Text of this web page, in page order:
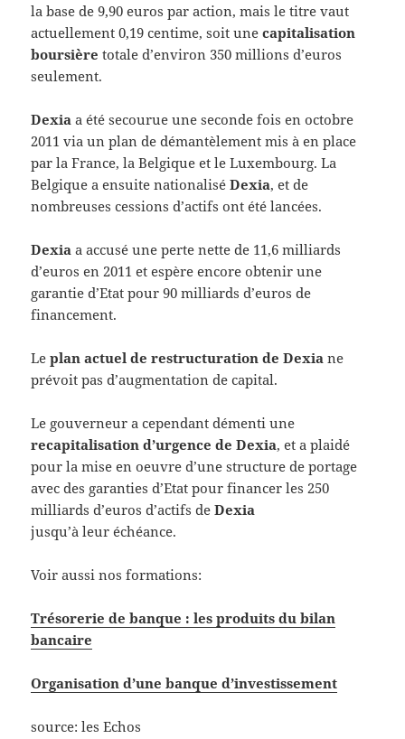
la base de 9,90 euros par action, mais le titre vaut
actuellement 0,19 centime, soit unecapitalisation
boursière totale d’environ 350 millions d’euros
seulement.
Dexia a été secourue une seconde fois en octobre
2011 via un plan de démantèlement mis à en place
par la France, la Belgique et le Luxembourg. La
Belgique a ensuite nationaliséDexia, et de
nombreuses cessions d’actifs ont été lancées.
Dexia a accusé une perte nette de 11,6 milliards
d’euros en 2011 et espère encore obtenir une
garantie d’Etat pour 90 milliards d’euros de
financement.
Leplan actuel de restructuration de Dexia ne
prévoit pas d’augmentation de capital.
Le gouverneur a cependant démenti une
recapitalisation d’urgence de Dexia, et a plaidé
pour la mise en oeuvre d’une structure de portage
avec des garanties d’Etat pour financer les 250
milliards d’euros d’actifs deDexia
jusqu’à leur échéance.
Voir aussi nos formations:
Trésorerie de banque : les produits du bilan
bancaire
Organisation d’une banque d’investissement
source: les Echos